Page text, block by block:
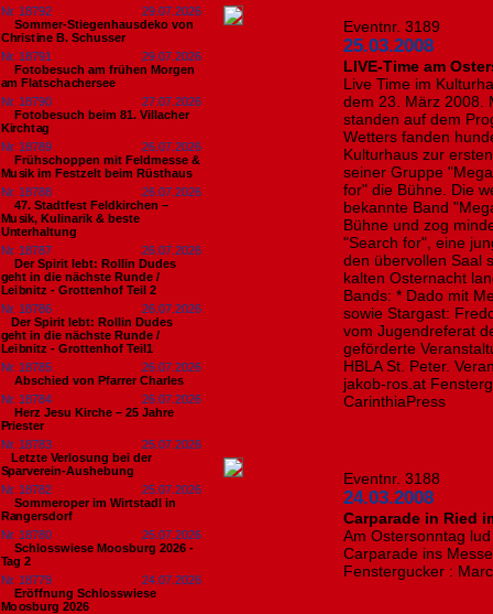
Nr. 18792
29.07.2026
Sommer-Stiegenhausdeko von
Christine B. Schusser
Nr. 18791
29.07.2026
Fotobesuch am frühen Morgen
am Flatschachersee
Nr. 18790
27.07.2026
Fotobesuch beim 81. Villacher
Kirchtag
Nr. 18789
26.07.2026
Frühschoppen mit Feldmesse &
Musik im Festzelt beim Rüsthaus
Nr. 18788
26.07.2026
47. Stadtfest Feldkirchen –
Musik, Kulinarik & beste
Unterhaltung
Nr. 18787
26.07.2026
Der Spirit lebt: Rollin Dudes
geht in die nächste Runde /
Leibnitz - Grottenhof Teil 2
Nr. 18786
26.07.2026
​Der Spirit lebt: Rollin Dudes
geht in die nächste Runde /
Leibnitz - Grottenhof Teil1
Nr. 18785
26.07.2026
Abschied von Pfarrer Charles
Nr. 18784
26.07.2026
Herz Jesu Kirche – 25 Jahre
Priester
Nr. 18783
25.07.2026
​Letzte Verlosung bei der
Sparverein-Aushebung
Nr. 18782
25.07.2026
Sommeroper im Wirtstadl in
Rangersdorf
Nr. 18780
25.07.2026
Schlosswiese Moosburg 2026 -
Tag 2
Nr. 18779
24.07.2026
Eröffnung Schlosswiese
Moosburg 2026
Eventnr. 3189
25.03.2008
LIVE-Time am
Live Time im
dem 23. März 2008.
standen auf dem
Wetters fanden
Kulturhaus zur
seiner Gruppe
for" die Bühne. Die
bekannte Band
Bühne und zog
"Search for", eine
den übervollen Saal
kalten Osternacht
Bands: * Dado mit
sowie Stargast:
vom Jugendreferat
geförderte
HBLA St. Peter.
jakob-ros.at
CarinthiaPress
Eventnr. 3188
24.03.2008
Carparade in Ried
Am Ostersonntag
Carparade ins
Fenstergucker :